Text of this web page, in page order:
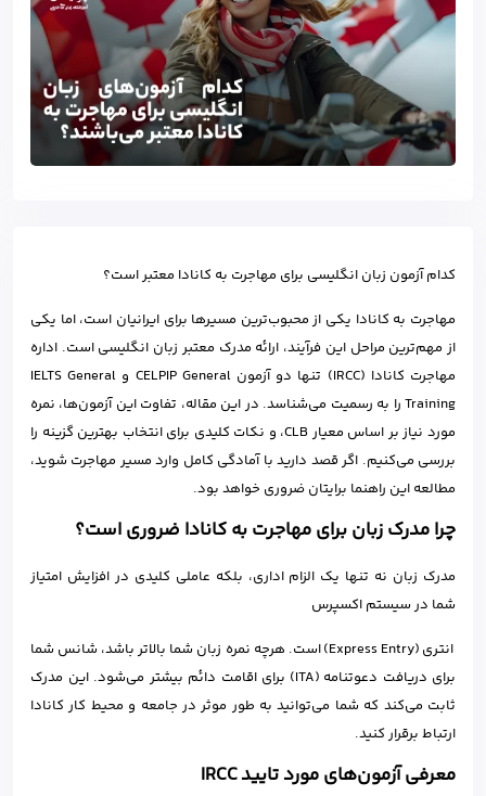
کدام آزمون زبان انگلیسی برای مهاجرت به کانادا معتبر است؟
مهاجرت به کانادا یکی از محبوب‌ترین مسیرها برای ایرانیان است، اما یکی
از مهم‌ترین مراحل این فرآیند، ارائه مدرک معتبر زبان انگلیسی است. اداره
مهاجرت کانادا (IRCC) تنها دو آزمون CELPIP General و IELTS General
Training را به رسمیت می‌شناسد. در این مقاله، تفاوت این آزمون‌ها، نمره
مورد نیاز بر اساس معیار CLB، و نکات کلیدی برای انتخاب بهترین گزینه را
بررسی می‌کنیم. اگر قصد دارید با آمادگی کامل وارد مسیر مهاجرت شوید،
مطالعه این راهنما برایتان ضروری خواهد بود.
چرا مدرک زبان برای مهاجرت به کانادا ضروری است؟
مدرک زبان نه تنها یک الزام اداری، بلکه عاملی کلیدی در افزایش امتیاز
شما در سیستم اکسپرس
انتری (Express Entry) است. هرچه نمره زبان شما بالاتر باشد، شانس شما
برای دریافت دعوتنامه (ITA) برای اقامت دائم بیشتر می‌شود. این مدرک
ثابت می‌کند که شما می‌توانید به طور موثر در جامعه و محیط کار کانادا
ارتباط برقرار کنید.
معرفی آزمون‌های مورد تایید IRCC